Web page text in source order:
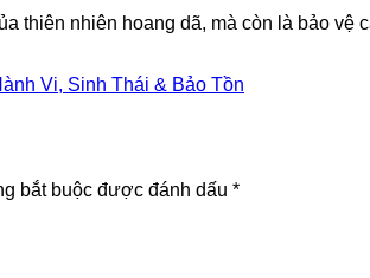
thiên nhiên hoang dã, mà còn là bảo vệ
Vi, Sinh Thái & Bảo Tồn
bắt buộc được đánh dấu *